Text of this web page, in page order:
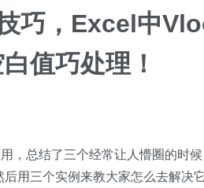
巧，​​ Excel中
值巧处理！
，总结了三个经常让人懵圈的时
用三个实例来教大家怎么去解决它